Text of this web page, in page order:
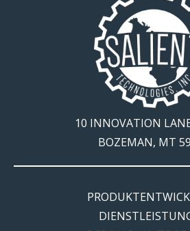
10 INNOVATION
BOZEMAN, MT